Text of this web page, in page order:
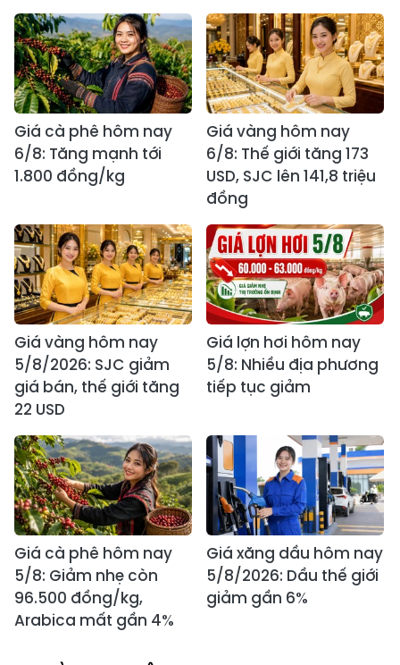
Giá cà phê hôm nay
6/8: Tăng mạnh tới
1.800 đồng/kg
Giá vàng hôm nay
6/8: Thế giới tăng 173
USD, SJC lên 141,8 triệu
đồng
Giá vàng hôm nay
5/8/2026: SJC giảm
giá bán, thế giới tăng
22 USD
Giá lợn hơi hôm nay
5/8: Nhiều địa phương
tiếp tục giảm
Giá cà phê hôm nay
5/8: Giảm nhẹ còn
96.500 đồng/kg,
Arabica mất gần 4%
Giá xăng dầu hôm nay
5/8/2026: Dầu thế giới
giảm gần 6%